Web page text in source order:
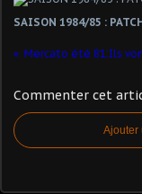
SAISON 1984/85 :
Mercato été 81:Ils
Commenter cet
Ajouter